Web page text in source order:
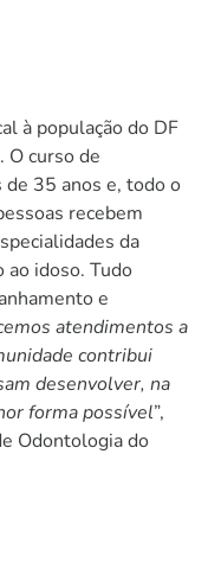
à população do DF
O curso de
35 anos e, todo o
recebem
da
idoso. Tudo
e
atendimentos a
contribui
desenvolver, na
forma possível”,
Odontologia do